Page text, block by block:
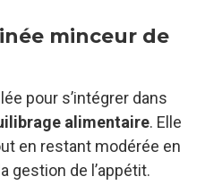
minceur de
pour s’intégrer dans
alimentaire. Elle
en restant modérée en
gestion de l’appétit.